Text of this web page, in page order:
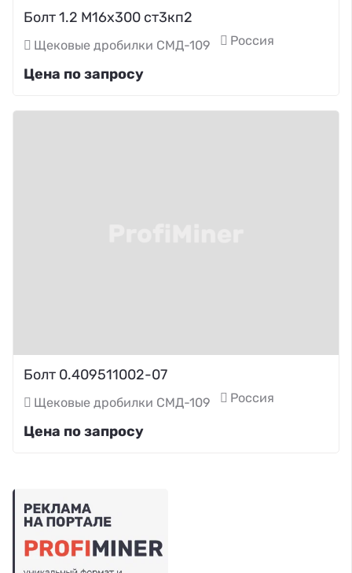
Болт 1.2 М16х300 ст3кп2
Щековые дробилки СМД-109 Россия
Цена по запросу
Болт 0.409511002-07
Щековые дробилки СМД-109 Россия
Цена по запросу